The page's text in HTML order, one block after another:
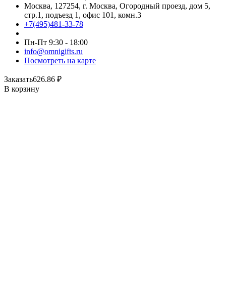
Москва, 127254, г. Москва, Огородный проезд, дом 5,
стр.1, подъезд 1, офис 101, комн.3
+7(495)481-33-78
Пн-Пт 9:30 - 18:00
info@omnigifts.ru
Посмотреть на карте
Заказать626.86 ₽
В корзину